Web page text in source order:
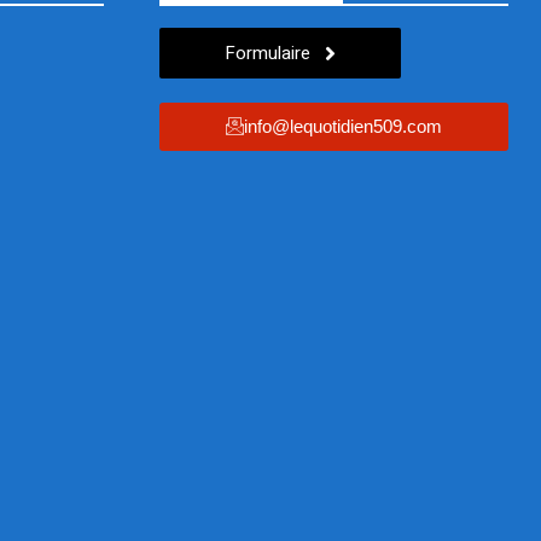
Formulaire
info@lequotidien509.com